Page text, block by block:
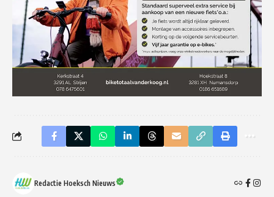
Redactie Hoeksch Nieuws